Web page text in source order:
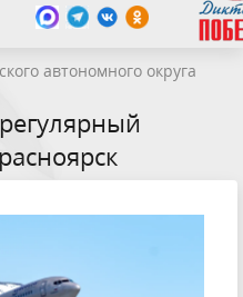
автономного округа